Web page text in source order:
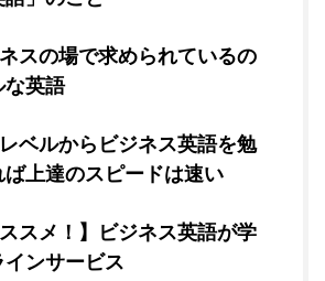
スの場で求められているの
な英語
ベルからビジネス英語を勉
上達のスピードは速い
ススメ！】ビジネス英語が学
ンサービス